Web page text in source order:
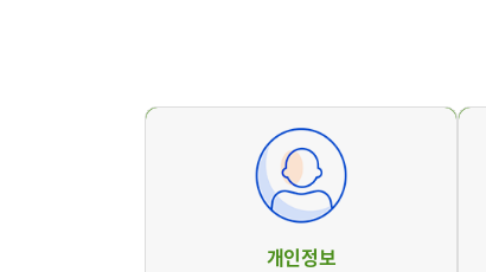
개인정보